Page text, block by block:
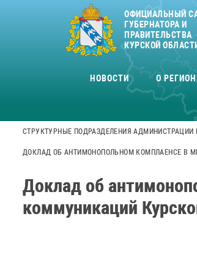
ОФИЦИАЛЬНЫЙ
ГУБЕРНАТОРА И
ПРАВИТЕЛЬСТВА
КУРСКОЙ
НОВОСТИ О
СТРУКТУРНЫЕ ПОДРАЗДЕЛЕНИЯ АДМИНИСТРАЦИИ
ДОКЛАД ОБ АНТИМОНОПОЛЬНОМ КОМПЛАЕНСЕ В
Доклад об
коммуникаций